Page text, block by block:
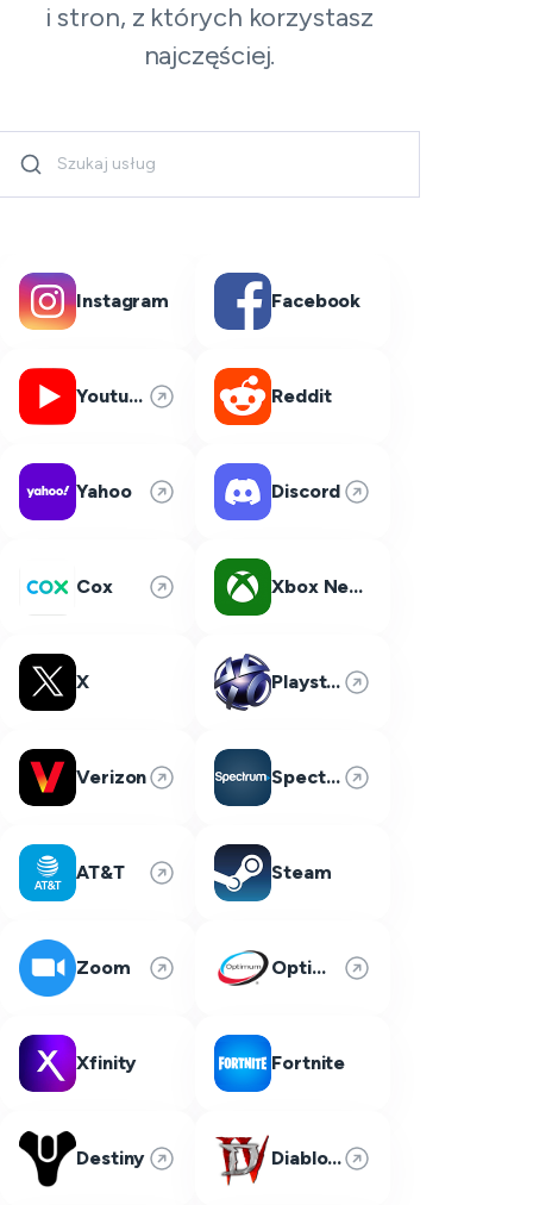
i stron, z których korzystasz
najczęściej.
Instagram Facebook
Youtube Reddit
Yahoo Discord
Cox Xbox Network
X Playstation Network
Verizon Spectrum
AT&T Steam
Zoom Optimum
Xfinity Fortnite
Destiny Diablo 4